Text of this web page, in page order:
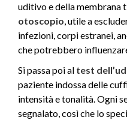
uditivo e della membrana
otoscopio, utile a
infezioni, corpi estranei,
che potrebbero
Si passa poi al test
paziente indossa delle
intensità e tonalità. Ogni
segnalato, così che lo